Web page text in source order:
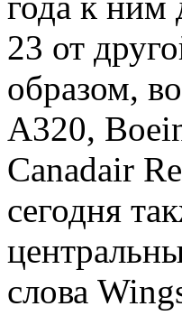
23 от
образом,
А320,
Canadair
сегодня
слова